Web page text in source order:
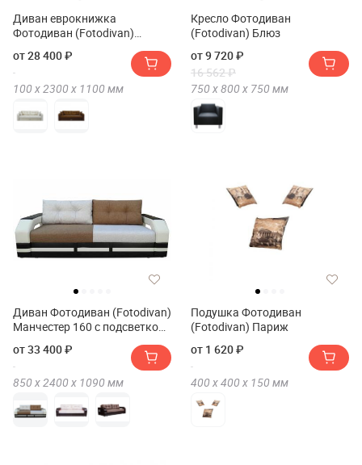
Диван еврокнижка
Фотодиван (Fotodivan)
от 28 400 ₽
100 х 2300 х 1100 мм
Кресло Фотодиван
(Fotodivan) Блюз
от 9 720 ₽
16 562 ₽
750 х800 х 750 мм
Диван Фотодиван (Fotodivan)
Манчестер 160 с подсветкой
от 33 400 ₽
850 х 2400 х 1090 мм
Подушка Фотодиван
(Fotodivan) Париж
от 1 620 ₽
400 х400 х 150 мм